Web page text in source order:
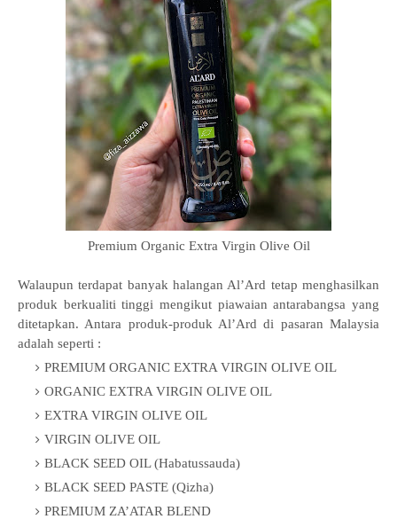
Premium Organic Extra Virgin Olive Oil
Walaupun terdapat banyak halangan Al’Ard tetap menghasilkan
produk berkualiti tinggi mengikut piawaian antarabangsa yang
ditetapkan. Antara produk-produk Al’Ard di pasaran Malaysia
adalah seperti :
PREMIUM ORGANIC EXTRA VIRGIN OLIVE OIL
ORGANIC EXTRA VIRGIN OLIVE OIL
EXTRA VIRGIN OLIVE OIL
VIRGIN OLIVE OIL
BLACK SEED OIL (Habatussauda)
BLACK SEED PASTE (Qizha)
PREMIUM ZA’ATAR BLEND